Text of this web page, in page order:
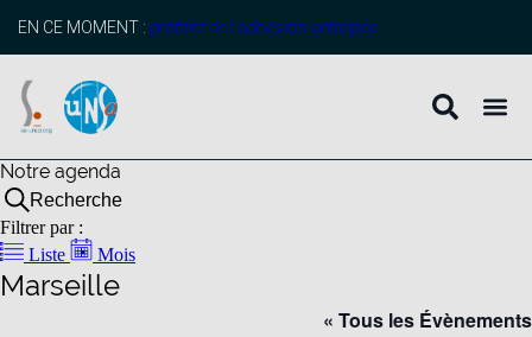
EN CE MOMENT : profitez de l’adhésion anticipée
Notre agenda
Recherche
Filtrer par :
Liste
Mois
Marseille
« Tous les Évènements